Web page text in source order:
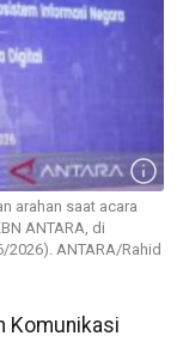
arahan saat acara
ANTARA, di
ANTARA/Rahid
Komunikasi